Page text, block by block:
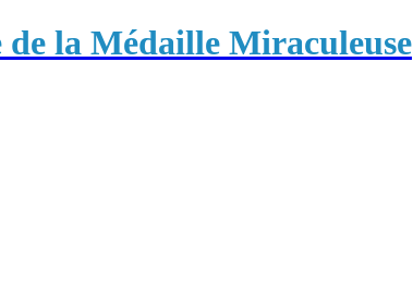
la Médaille Miraculeuse